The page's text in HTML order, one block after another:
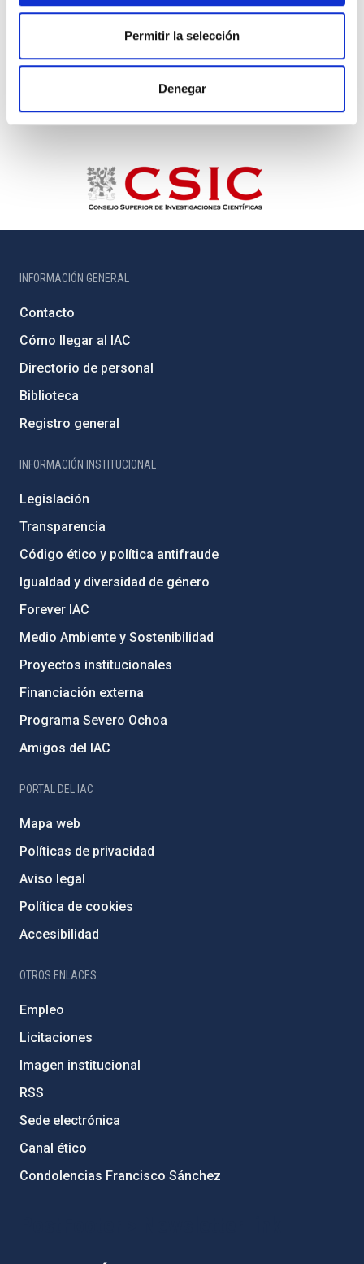
Permitir la selección
Denegar
INFORMACIÓN GENERAL
Contacto
Cómo llegar al IAC
Directorio de personal
Biblioteca
Registro general
INFORMACIÓN INSTITUCIONAL
Legislación
Transparencia
Código ético y política antifraude
Igualdad y diversidad de género
Forever IAC
Medio Ambiente y Sostenibilidad
Proyectos institucionales
Financiación externa
Programa Severo Ochoa
Amigos del IAC
PORTAL DEL IAC
Mapa web
Políticas de privacidad
Aviso legal
Política de cookies
Accesibilidad
OTROS ENLACES
Empleo
Licitaciones
Imagen institucional
RSS
Sede electrónica
Canal ético
Condolencias Francisco Sánchez